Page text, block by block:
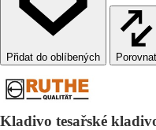
Porovnat
Kladivo tesařské